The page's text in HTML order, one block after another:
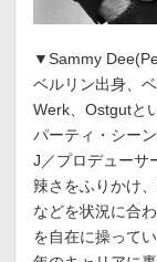
▼Sammy
ベルリン出身、
Werk、Ostgutと
パーティ・シー
J／プロデューサ
辣さをふりかけ
などを状況に合
を自在に操って